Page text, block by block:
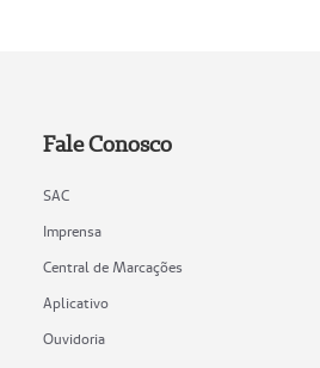
Fale Conosco
SAC
Imprensa
Central de Marcações
Aplicativo
Ouvidoria